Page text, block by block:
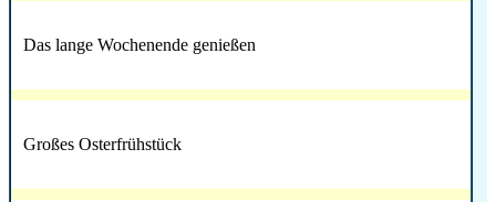
Das lange Wochenende genießen
Großes Osterfrühstück